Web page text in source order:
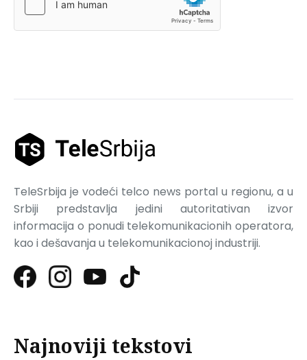
TeleSrbija je vodeći telco news portal u regionu, a u
Srbiji predstavlja jedini autoritativan izvor
informacija o ponudi telekomunikacionih operatora,
kao i dešavanja u telekomunikacionoj industriji.
Najnoviji tekstovi